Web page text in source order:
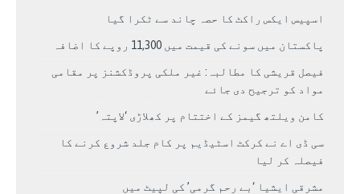
اسپیس ایکس راکٹ کا حصہ چاند سے ٹکرا گیا
پاکستان میں سونے کی قیمت میں 11,300 روپے کا اضافہ
فیصل قریشی کا مطالبہ: غیر ملکی پروڈکشنز پر مقامی
مواد کو ترجیح دی جائے
کامن ویلتھ گیمز کے اختتام پر کھلاڑی ‘لاپتہ’
سی ڈی اے نے کرکٹ اسٹیڈیم پر کام جلد شروع کرنے کا
فیصلہ کر لیا
مشرقی ایشیا ‘بے رحم گرمی’ کی لپیٹ میں